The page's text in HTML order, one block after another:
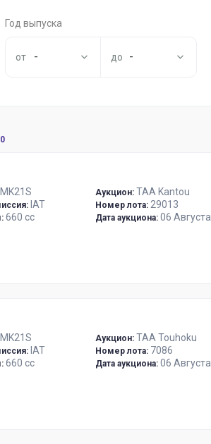
Год выпуска
- -
MK21S
IAT
660 сс
Аукцион: TAA Kantou
Номер лота: 29013
Дата аукциона: 06 Августа
MK21S
IAT
660 сс
Аукцион: TAA Touhoku
Номер лота: 7086
Дата аукциона: 06 Августа